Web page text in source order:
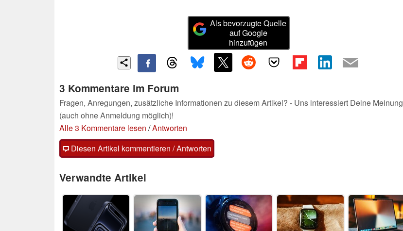
Als bevorzugte Quelle
auf Google
hinzufügen
3 Kommentare im Forum
Fragen, Anregungen, zusätzliche Informationen zu diesem Artikel? - Uns interessiert Deine Meinung
(auch ohne Anmeldung möglich)!
Alle 3 Kommentare lesen /Antworten
Diesen Artikel kommentieren / Antworten
Verwandte Artikel